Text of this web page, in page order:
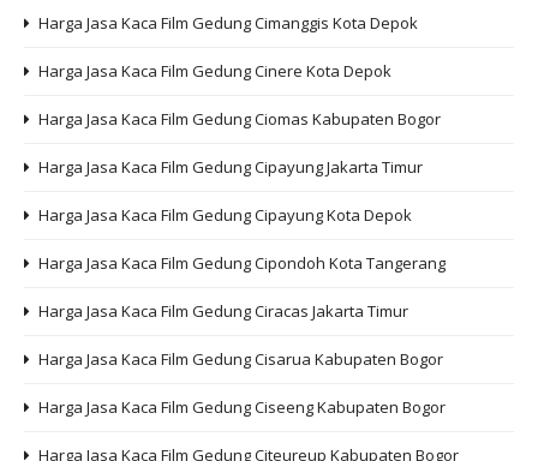
Harga Jasa Kaca Film Gedung Cimanggis Kota Depok
Harga Jasa Kaca Film Gedung Cinere Kota Depok
Harga Jasa Kaca Film Gedung Ciomas Kabupaten Bogor
Harga Jasa Kaca Film Gedung Cipayung Jakarta Timur
Harga Jasa Kaca Film Gedung Cipayung Kota Depok
Harga Jasa Kaca Film Gedung Cipondoh Kota Tangerang
Harga Jasa Kaca Film Gedung Ciracas Jakarta Timur
Harga Jasa Kaca Film Gedung Cisarua Kabupaten Bogor
Harga Jasa Kaca Film Gedung Ciseeng Kabupaten Bogor
Harga Jasa Kaca Film Gedung Citeureup Kabupaten Bogor